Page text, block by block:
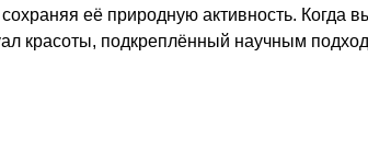
её природную активность. Когда
красоты, подкреплённый научным